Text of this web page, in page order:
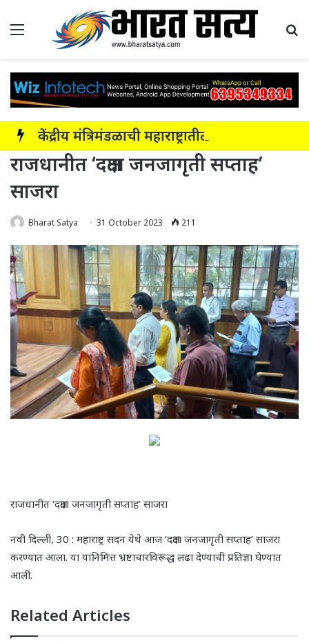
Menu
राजधानीत ‘दक्षता जनजागृती सप्ताह’
साजरा
Bharat Satya 31 October 2023 211
राजधानीत ‘दक्षता जनजागृती सप्ताह’ साजरा
नवी दिल्ली, 30 : महाराष्ट्र सदन येथे आज ‘दक्षता जनजागृती सप्ताह’ साजरा
करण्यात आला. या यानिमित्त भ्रष्टाचारविरूद्ध लढा देण्याची प्रतिज्ञा घेण्यात
आली.
Related Articles